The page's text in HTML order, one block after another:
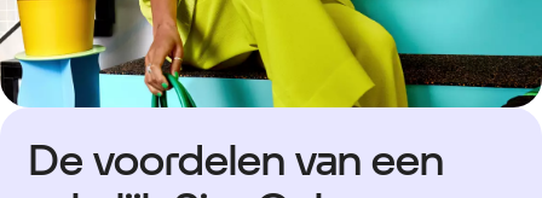
De voordelen van een